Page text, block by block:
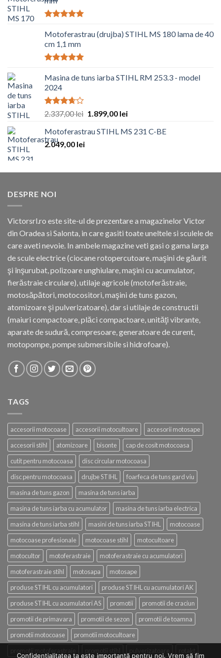
5.00din 5
Motoferastrau (drujba) STIHL MS 180 lama de 40
cm 1,1 mm
5.00din 5
Masina de tuns iarba STIHL RM 253.3 - model
2024
Evaluat
3.67
din 5
2.337,00lei 1.899,00 lei
Motoferastrau STIHL MS 231 C-BE
2.049,00 lei
DESPRE NOI
Victorsrl.ro este site-ul de prezentare a magazinelor Victor
din Oradea si Salonta, in care gasiti toate uneltele si sculele de
care aveti nevoie. In ambele magazine veti gasi o gama larga
de scule electrice (ciocane rotopercutoare, maşini de găurit
şi înşurubat, polizoare unghiulare, maşini cu acumulator,
fierăstraie circulare), utilaje agricole (motoferăstraie,
motosăpători, motocositori, maşini de tuns gazon,
atomizoare şi pulverizatoare), dar si utilaje de constructii
(maiuri compactoare, plăci compactoare, unităţi vibrante,
aparate de sudură, compresoare, generatoare de curent,
motopompe, pompe submersibile si hidrofoare).
TAGS
accesorii motocoase accesorii motocultoare
accesorii motosape
accesorii stihl
atomizoare bisonte
cap de cosit motocoasa
cutit pentru motocoasa
disc circular motocoasa
disc pentru motocoasa
drujbe STIHL
foarfeca de tuns gard viu
masina de tuns gazon
masina de tuns iarba
masina de tuns iarba cu acumulator
masina de tuns iarba electrica
masina de tuns iarba stihl
masini de tuns iarba STIHL
motocoase
motocoase profesionale
motocoase stihl
motocultoare
motocultor
motoferastraie
motoferastraie cu acumulatori
motoferastraie stihl
motosapa
motosape
produse STIHL cu acumulatori
produse STIHL cu acumulatori AK
produse STIHL cu acumulatori AS
promotii
promotii de craciun
promotii de primavara
promotii de sezon
promotii de toamna
promotii motocoase
promotii motocultoare
Confidenţialitatea ta este importantă pentru noi. Vrem să fim